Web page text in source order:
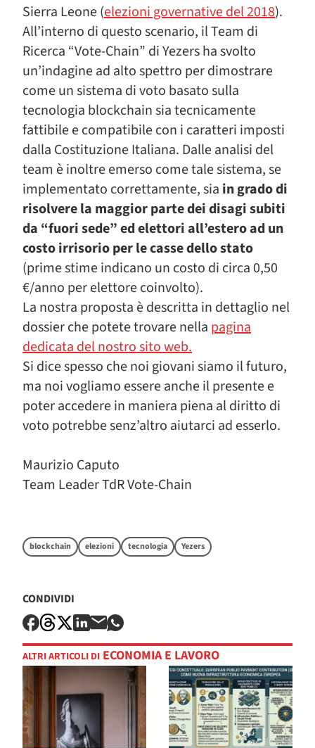
Sierra Leone (elezioni governative del 2018).
All’interno di questo scenario, il Team di
Ricerca “Vote-Chain” di Yezers ha svolto
un’indagine ad alto spettro per dimostrare
come un sistema di voto basato sulla
tecnologia blockchain sia tecnicamente
fattibile e compatibile con i caratteri imposti
dalla Costituzione Italiana. Dalle analisi del
team è inoltre emerso come tale sistema, se
implementato correttamente, sia in grado di
risolvere la maggior parte dei disagi subiti
da “fuori sede” ed elettori all’estero ad un
costo irrisorio per le casse dello stato
(prime stime indicano un costo di circa 0,50
€/anno per elettore coinvolto).
La nostra proposta è descritta in dettaglio nel
dossier che potete trovare nella pagina
dedicata del nostro sito web.
Si dice spesso che noi giovani siamo il futuro,
ma noi vogliamo essere anche il presente e
poter accedere in maniera piena al diritto di
voto potrebbe senz’altro aiutarci ad esserlo.
Maurizio Caputo
Team Leader TdR Vote-Chain
blockchain elezioni tecnologia Yezers
CONDIVIDI
ALTRI ARTICOLI DI ECONOMIA E LAVORO